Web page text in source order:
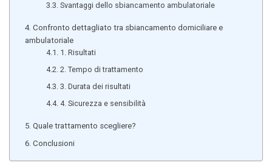
Svantaggi dello sbiancamento ambulatoriale
Confronto dettagliato tra sbiancamento domiciliare e
ambulatoriale
1. Risultati
2. Tempo di trattamento
3. Durata dei risultati
4. Sicurezza e sensibilità
Quale trattamento scegliere?
Conclusioni